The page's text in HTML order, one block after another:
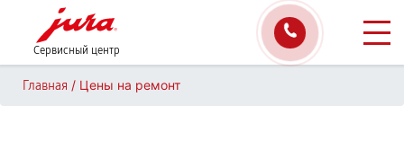
Сервисный центр
Главная / Цены на ремонт